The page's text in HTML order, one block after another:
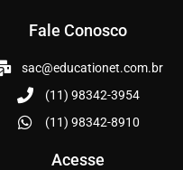
Fale Conosco
sac@educationet.com.br
(11) 98342-3954
(11) 98342-8910
Acesse